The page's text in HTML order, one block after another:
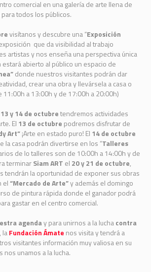
comercial en una galería de arte llena de
todos los públicos.
visítanos y descubre una “Exposición
que da visibilidad al trabajo
artistas y nos enseña una perspectiva única
abierto al público un espacio de
donde nuestros visitantes podrán dar
crear una obra y llevársela a casa o
11:00h a 13:00h y de 17:00h a 20:00h)
13 y 14 de octubretendremos actividades
El 13 de octubre podremos disfrutar de
Art”¡Arte en estado puro! El 14 de octubre
la casa podrán divertirse en los “Talleres
de lo talleres son de 10:00h a 14:00h y de
terminarSiam ART el 20 y 21 de octubre,
tendrán la oportunidad de exponer sus obras
el“Mercado de Arte”y además el domingo
de pintura rápida donde el ganador podrá
gastar en el centro comercial.
agenday para unirnos a la luchacontra
, laFundación Ámate nos visita y tendrá a
visitantes información muy valiosa en su
nos unamos a la lucha.